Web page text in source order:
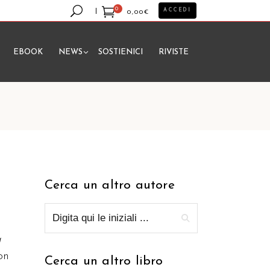
0
0,00€
prodotto nel carrello.
ACCEDI
EBOOK NEWS SOSTIENICI RIVISTE
Cerca un altro autore
Cerca un altro libro